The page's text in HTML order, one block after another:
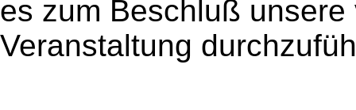
es zum Beschluß
Veranstaltung